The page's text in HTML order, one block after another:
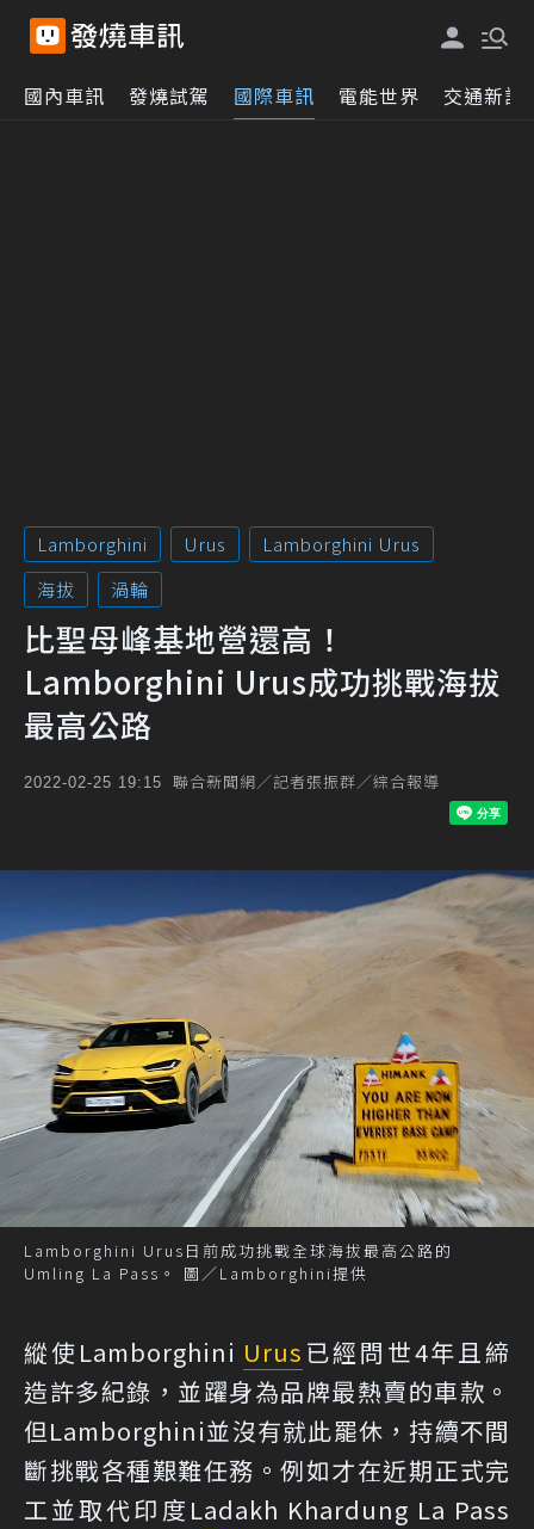
國內車訊 發燒試駕 國際車訊 電能世界 交通新訊
Lamborghini Urus
Lamborghini Urus
海拔
渦輪
比聖母峰基地營還高！
Lamborghini Urus成功挑戰海拔
最高公路
2022-02-25 19:15 聯合新聞網／記者張振群／綜合報導
Lamborghini Urus日前成功挑戰全球海拔最高公路的
Umling La Pass。 圖／Lamborghini提供
縱使Lamborghini Urus 已經問世4年且締
造許多紀錄，並躍身為品牌最熱賣的車款。
但Lamborghini並沒有就此罷休，持續不間
斷挑戰各種艱難任務。例如才在近期正式完
工並取代印度Ladakh Khardung La Pass